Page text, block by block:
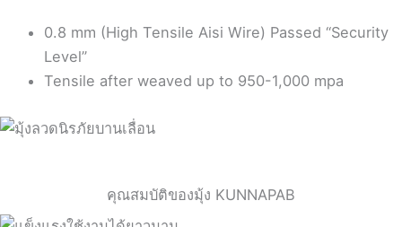
0.8 mm (High Tensile Aisi Wire) Passed “Security
Level”
Tensile after weaved up to 950-1,000 mpa
คุณสมบัติของมุ้ง KUNNAPAB